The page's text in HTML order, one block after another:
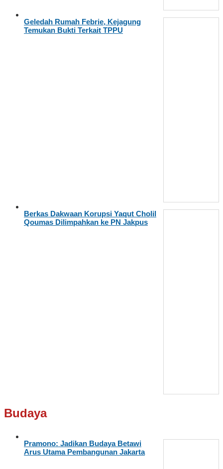
Geledah Rumah Febrie, Kejagung
Temukan Bukti Terkait TPPU
Berkas Dakwaan Korupsi Yaqut Cholil
Qoumas Dilimpahkan ke PN Jakpus
Budaya
Pramono: Jadikan Budaya Betawi
Arus Utama Pembangunan Jakarta